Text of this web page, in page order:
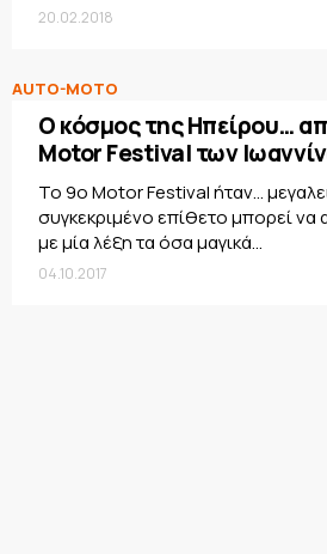
20.02.2018
AUTO-MOTO
Ο κόσμος της Ηπείρου…
Motor Festival των
Το 9o Motor Festival ήταν…
συγκεκριμένο επίθετο μπορεί
με μία λέξη τα όσα μαγικά...
04.10.2017